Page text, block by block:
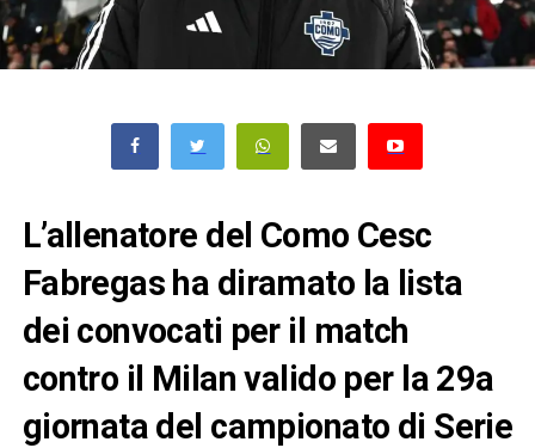
L’allenatore del Como Cesc
Fabregas ha diramato la lista
dei convocati per il match
contro il Milan valido per la 29a
giornata del campionato di Serie